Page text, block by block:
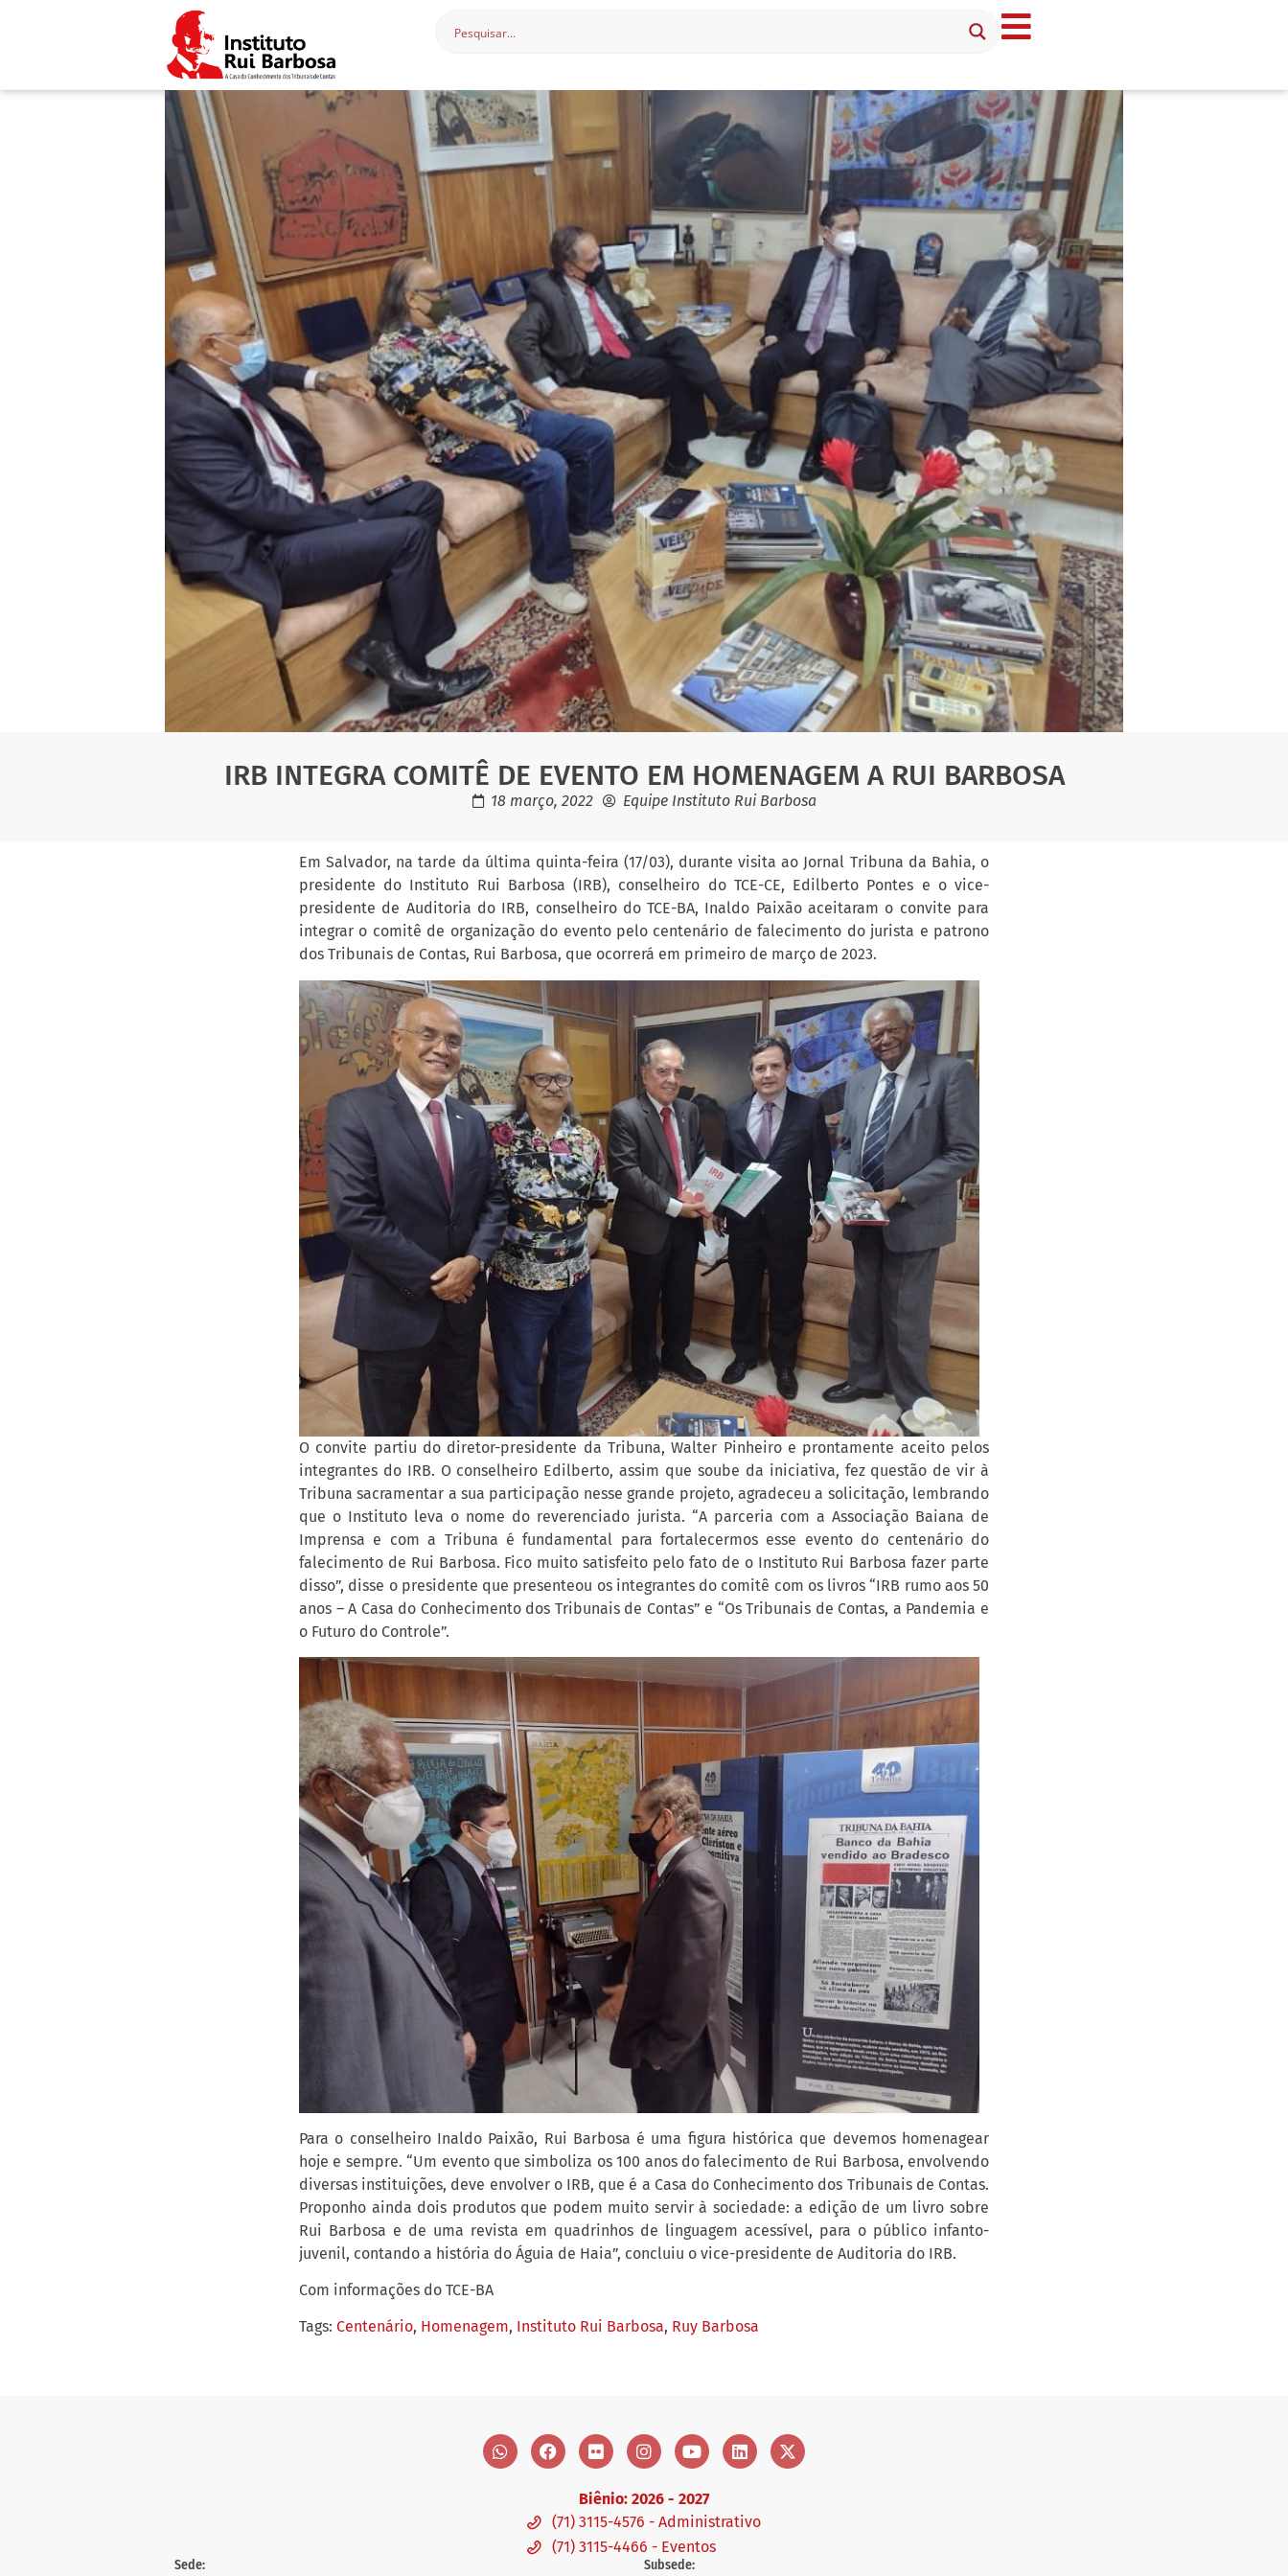
IRB INTEGRA COMITÊ DE EVENTO EM HOMENAGEM A RUI BARBOSA
18 março, 2022 Equipe Instituto Rui Barbosa
Em Salvador, na tarde da última quinta-feira (17/03), durante visita ao Jornal Tribuna da Bahia, o
presidente do Instituto Rui Barbosa (IRB), conselheiro do TCE-CE, Edilberto Pontes e o vice-
presidente de Auditoria do IRB, conselheiro do TCE-BA, Inaldo Paixão aceitaram o convite para
integrar o comitê de organização do evento pelo centenário de falecimento do jurista e patrono
dos Tribunais de Contas, Rui Barbosa, que ocorrerá em primeiro de março de 2023.
O convite partiu do diretor-presidente da Tribuna, Walter Pinheiro e prontamente aceito pelos
integrantes do IRB. O conselheiro Edilberto, assim que soube da iniciativa, fez questão de vir à
Tribuna sacramentar a sua participação nesse grande projeto, agradeceu a solicitação, lembrando
que o Instituto leva o nome do reverenciado jurista. “A parceria com a Associação Baiana de
Imprensa e com a Tribuna é fundamental para fortalecermos esse evento do centenário do
falecimento de Rui Barbosa. Fico muito satisfeito pelo fato de o Instituto Rui Barbosa fazer parte
disso”, disse o presidente que presenteou os integrantes do comitê com os livros “IRB rumo aos 50
anos – A Casa do Conhecimento dos Tribunais de Contas” e “Os Tribunais de Contas, a Pandemia e
o Futuro do Controle”.
Para o conselheiro Inaldo Paixão, Rui Barbosa é uma figura histórica que devemos homenagear
hoje e sempre. “Um evento que simboliza os 100 anos do falecimento de Rui Barbosa, envolvendo
diversas instituições, deve envolver o IRB, que é a Casa do Conhecimento dos Tribunais de Contas.
Proponho ainda dois produtos que podem muito servir à sociedade: a edição de um livro sobre
Rui Barbosa e de uma revista em quadrinhos de linguagem acessível, para o público infanto-
juvenil, contando a história do Águia de Haia”, concluiu o vice-presidente de Auditoria do IRB.
Com informações do TCE-BA
Tags: Centenário, Homenagem, Instituto Rui Barbosa, Ruy Barbosa
Biênio: 2026 - 2027
(71) 3115-4576 - Administrativo
(71) 3115-4466 - Eventos
Sede: Subsede: